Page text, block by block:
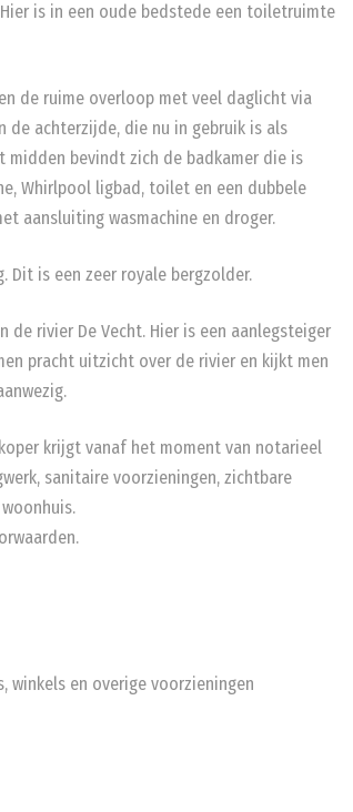
is in een oude bedstede een toiletruimte
de ruime overloop met veel daglicht via
de achterzijde, die nu in gebruik is als
midden bevindt zich de badkamer die is
Whirlpool ligbad, toilet en een dubbele
aansluiting wasmachine en droger.
Dit is een zeer royale bergzolder.
de rivier De Vecht. Hier is een aanlegsteiger
pracht uitzicht over de rivier en kijkt men
krijgt vanaf het moment van notarieel
sanitaire voorzieningen, zichtbare
winkels en overige voorzieningen